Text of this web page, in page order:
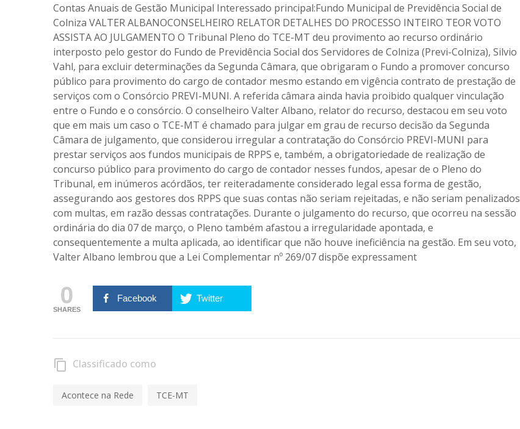
Contas Anuais de Gestão Municipal Interessado principal:Fundo Municipal de Previdência Social de
Colniza VALTER ALBANOCONSELHEIRO RELATOR DETALHES DO PROCESSO INTEIRO TEOR VOTO
ASSISTA AO JULGAMENTO O Tribunal Pleno do TCE-MT deu provimento ao recurso ordinário
interposto pelo gestor do Fundo de Previdência Social dos Servidores de Colniza (Previ-Colniza), Silvio
Vahl, para excluir determinações da Segunda Câmara, que obrigaram o Fundo a promover concurso
público para provimento do cargo de contador mesmo estando em vigência contrato de prestação de
serviços com o Consórcio PREVI-MUNI. A referida câmara ainda havia proibido qualquer vinculação
entre o Fundo e o consórcio. O conselheiro Valter Albano, relator do recurso, destacou em seu voto
que em mais um caso o TCE-MT é chamado para julgar em grau de recurso decisão da Segunda
Câmara de julgamento, que considerou irregular a contratação do Consórcio PREVI-MUNI para
prestar serviços aos fundos municipais de RPPS e, também, a obrigatoriedade de realização de
concurso público para provimento do cargo de contador nesses fundos, apesar de o Pleno do
Tribunal, em inúmeros acórdãos, ter reiteradamente considerado legal essa forma de gestão,
assegurando aos gestores dos RPPS que suas contas não seriam rejeitadas, e não seriam penalizados
com multas, em razão dessas contratações. Durante o julgamento do recurso, que ocorreu na sessão
ordinária do dia 07 de março, o Pleno também afastou a irregularidade apontada, e
consequentemente a multa aplicada, ao identificar que não houve ineficiência na gestão. Em seu voto,
Valter Albano lembrou que a Lei Complementar nº 269/07 dispõe expressament
0
SHARES
Facebook Twitter
content_copy Classificado como
Acontece na Rede TCE-MT